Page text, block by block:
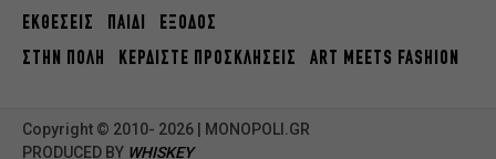
ΕΚΘΕΣΕΙΣ
ΠΑΙΔΙ
ΕΞΟΔΟΣ
ΣΤΗΝ ΠΟΛΗ
ΚΕΡΔΙΣΤΕ ΠΡΟΣΚΛΗΣΕΙΣ ART MEETS FASHION
Copyright © 2010- 2026 | MONOPOLI.GR
PRODUCED BY WHISKEY